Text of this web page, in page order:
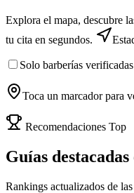
Explora el mapa, descubre
tu cita en segundos.
Solo barberías
Toca un marcador para
Recomendaciones Top
Guías destacadas
Rankings actualizados de